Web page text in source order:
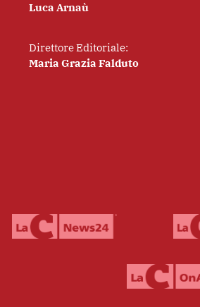
Luca Arnaù
Direttore Editoriale:
Maria Grazia Falduto